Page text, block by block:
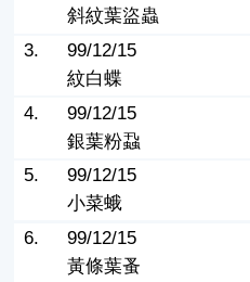
斜紋葉盜蟲
3.
99/12/15
紋白蝶
4.
99/12/15
銀葉粉蝨
5.
99/12/15
小菜蛾
6.
99/12/15
黃條葉蚤